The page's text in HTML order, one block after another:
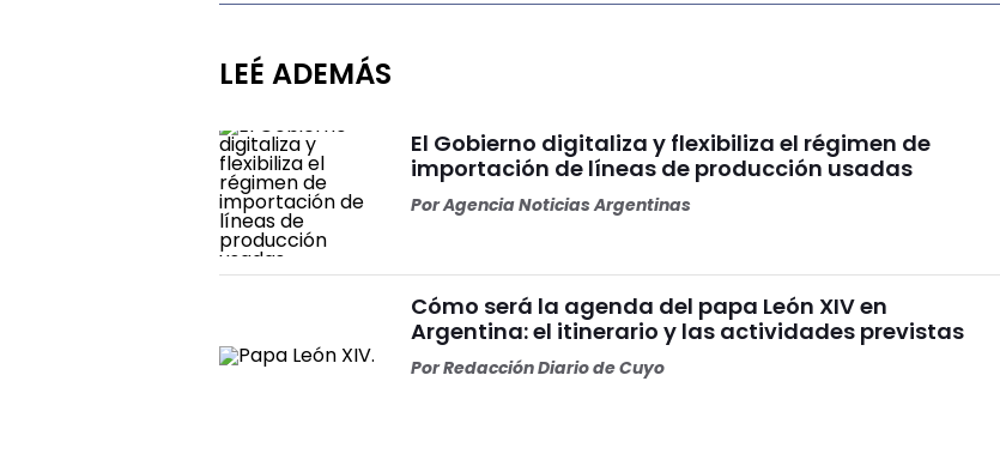
LEÉ ADEMÁS
El Gobierno digitaliza y flexibiliza el régimen de
importación de líneas de producción usadas
PorAgencia Noticias Argentinas
Cómo será la agenda del papa León XIV en
Argentina: el itinerario y las actividades previstas
PorRedacción Diario de Cuyo